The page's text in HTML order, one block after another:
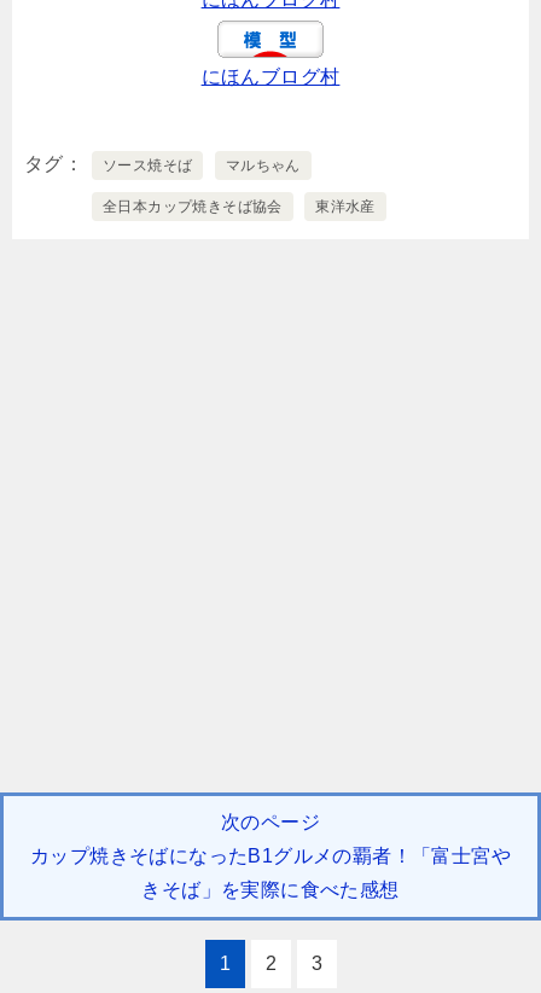
にほんブログ村
タグ ソース焼そば マルちゃん
全日本カップ焼きそば協会 東洋水産
次のページ
カップ焼きそばになったB1グルメの覇者！「富士宮や
きそば」を実際に食べた感想
1 2 3